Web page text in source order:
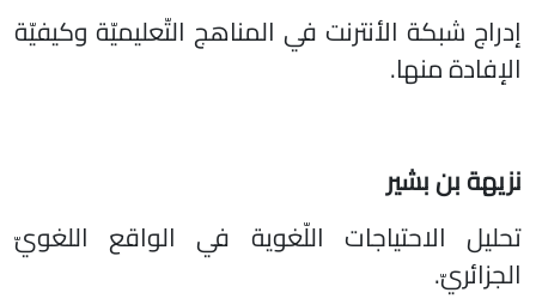
إدراج شبكة الأنترنت في المناهج التّعليميّة وكيفيّة
الإفادة منها.
نزيهة بن بشير
تحليل الاحتياجات اللّغوية في الواقع اللغويّ
الجزائريّ.